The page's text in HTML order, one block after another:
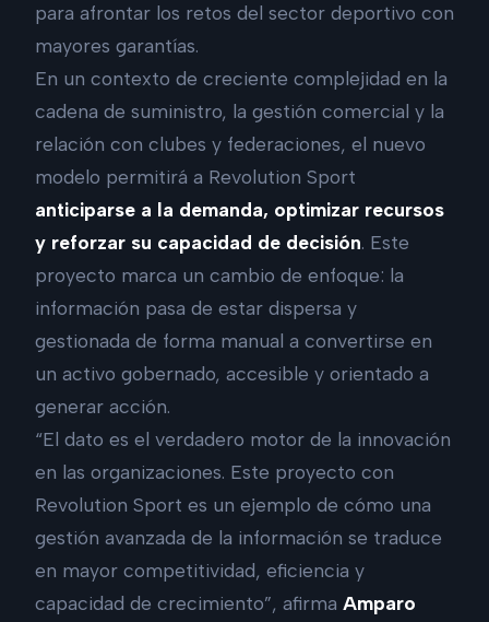
para afrontar los retos del sector deportivo con
mayores garantías.
En un contexto de creciente complejidad en la
cadena de suministro, la gestión comercial y la
relación con clubes y federaciones, el nuevo
modelo permitirá a Revolution Sport
anticiparse a la demanda, optimizar recursos
y reforzar su capacidad de decisión. Este
proyecto marca un cambio de enfoque: la
información pasa de estar dispersa y
gestionada de forma manual a convertirse en
un activo gobernado, accesible y orientado a
generar acción.
“El dato es el verdadero motor de la innovación
en las organizaciones. Este proyecto con
Revolution Sport es un ejemplo de cómo una
gestión avanzada de la información se traduce
en mayor competitividad, eficiencia y
capacidad de crecimiento”, afirma Amparo